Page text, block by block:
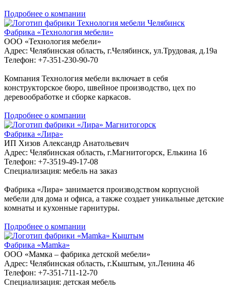
Подробнее о компании
Челябинск
Фабрика «Технология мебели»
ООО «Технология мебели»
Адрес: Челябинская область, г.Челябинск, ул.Трудовая, д.19а
Телефон: +7-351-230-90-70
Компания Технология мебели включает в себя
конструкторское бюро, швейное производство, цех по
деревообработке и сборке каркасов.
Подробнее о компании
Магнитогорск
Фабрика «Лира»
ИП Хизов Александр Анатольевич
Адрес: Челябинская область, г.Магнитогорск, Елькина 16
Телефон: +7-3519-49-17-08
Специализация: мебель на заказ
Фабрика «Лира» занимается производством корпусной
мебели для дома и офиса, а также создает уникальные детские
комнаты и кухонные гарнитуры.
Подробнее о компании
Кыштым
Фабрика «Mamka»
ООО «Мамка – фабрика детской мебели»
Адрес: Челябинская область, г.Кыштым, ул.Ленина 46
Телефон: +7-351-711-12-70
Специализация: детская мебель